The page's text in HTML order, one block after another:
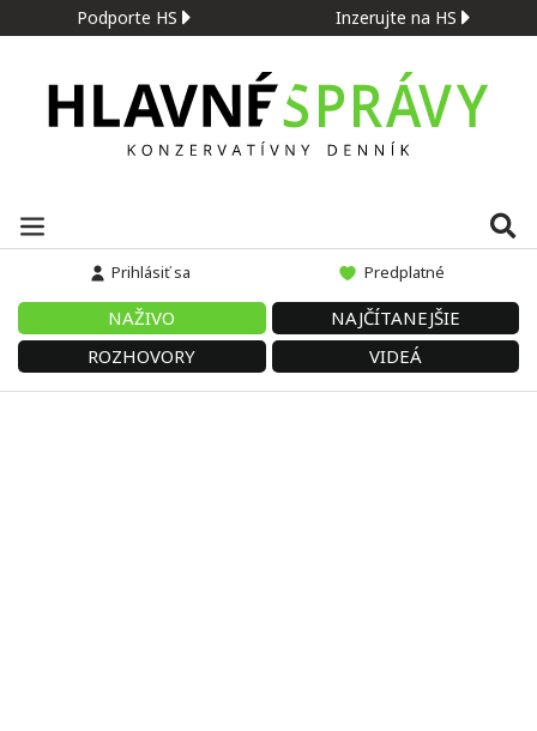
Podporte HS Inzerujte na HS
Prihlásiť sa Predplatné
NAŽIVO
NAJČÍTANEJŠIE
ROZHOVORY
VIDEÁ